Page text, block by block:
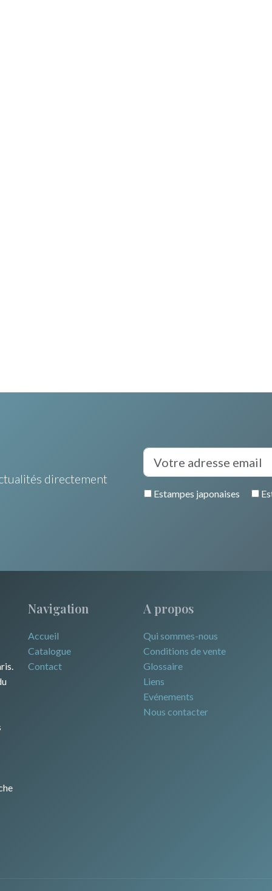
directement
Estampes japonaises
Navigation
Accueil
Catalogue
Contact
A propos
Qui sommes-nous
Conditions de vente
Glossaire
Liens
Evénements
Nous contacter